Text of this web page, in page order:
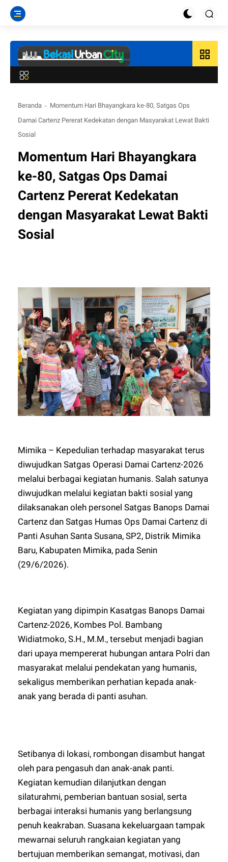
grid_view
Beranda
Momentum Hari Bhayangkara ke-80, Satgas Ops
Damai Cartenz Pererat Kedekatan dengan Masyarakat Lewat Bakti
Sosial
Momentum Hari Bhayangkara
ke-80, Satgas Ops Damai
Cartenz Pererat Kedekatan
dengan Masyarakat Lewat Bakti
Sosial
Mimika – Kepedulian terhadap masyarakat terus
diwujudkan Satgas Operasi Damai Cartenz-2026
melalui berbagai kegiatan humanis. Salah satunya
diwujudkan melalui kegiatan bakti sosial yang
dilaksanakan oleh personel Satgas Banops Damai
Cartenz dan Satgas Humas Ops Damai Cartenz di
Panti Asuhan Santa Susana, SP2, Distrik Mimika
Baru, Kabupaten Mimika, pada Senin
(29/6/2026).
Kegiatan yang dipimpin Kasatgas Banops Damai
Cartenz-2026, Kombes Pol. Bambang
Widiatmoko, S.H., M.M., tersebut menjadi bagian
dari upaya mempererat hubungan antara Polri dan
masyarakat melalui pendekatan yang humanis,
sekaligus memberikan perhatian kepada anak-
anak yang berada di panti asuhan.
Setibanya di lokasi, rombongan disambut hangat
oleh para pengasuh dan anak-anak panti.
Kegiatan kemudian dilanjutkan dengan
silaturahmi, pemberian bantuan sosial, serta
berbagai interaksi humanis yang berlangsung
penuh keakraban. Suasana kekeluargaan tampak
mewarnai seluruh rangkaian kegiatan yang
bertujuan memberikan semangat, motivasi, dan